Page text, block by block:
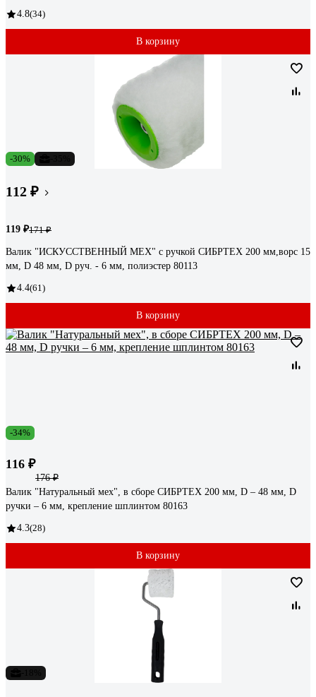
4.8(34)
В корзину
-30%
112 ₽
119 ₽171 ₽
Валик "ИСКУССТВЕННЫЙ МЕХ" с ручкой СИБРТЕХ 200 мм,ворс 15
мм, D 48 мм, D руч. - 6 мм, полиэстер 80113
4.4(61)
В корзину
-34%
116 ₽
176 ₽
Валик "Натуральный мех", в сборе СИБРТЕХ 200 мм, D – 48 мм, D
ручки – 6 мм, крепление шплинтом 80163
4.3(28)
В корзину